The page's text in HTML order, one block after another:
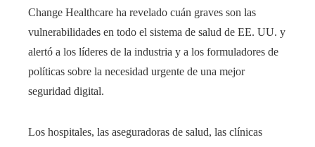
Change Healthcare ha revelado cuán graves son las
vulnerabilidades en todo el sistema de salud de EE. UU. y
alertó a los líderes de la industria y a los formuladores de
políticas sobre la necesidad urgente de una mejor
seguridad digital.
Los hospitales, las aseguradoras de salud, las clínicas